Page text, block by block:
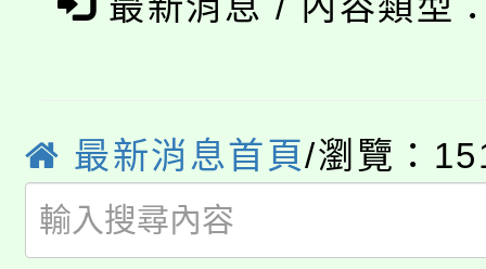
系所師生報名參加。
車」活動
桃園市115學年度學生
生本土語及新住民語歌
公告本校115學年度第
公告本校115學年度第
最新消息首頁/瀏覽：